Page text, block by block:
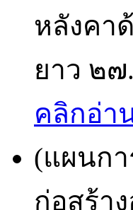
หลังคา
ยาว ๒๗
คลิกอ่า
(แผนกา
ก่อสร้า